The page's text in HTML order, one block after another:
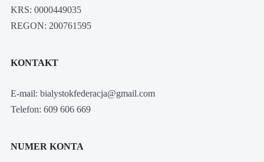
KRS: 0000449035
REGON: 200761595
KONTAKT
E-mail: bialystokfederacja@gmail.com
Telefon: 609 606 669
NUMER KONTA